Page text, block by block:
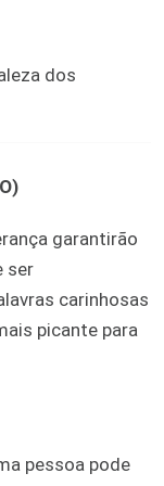
dos
garantirão
ser
carinhosas
picante para
pessoa pode